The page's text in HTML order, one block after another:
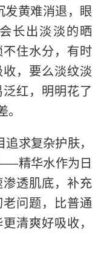
黄难消退，眼
长出淡淡的晒
住水分，有时
，要么淡纹淡
红，明明花了
求复杂护肤，
精华水作为日
透肌底，补充
问题，比普通
清爽好吸收，